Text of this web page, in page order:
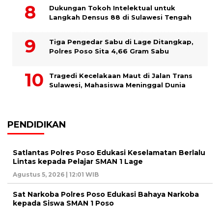
Dukungan Tokoh Intelektual untuk
Langkah Densus 88 di Sulawesi Tengah
Tiga Pengedar Sabu di Lage Ditangkap,
Polres Poso Sita 4,66 Gram Sabu
Tragedi Kecelakaan Maut di Jalan Trans
Sulawesi, Mahasiswa Meninggal Dunia
PENDIDIKAN
Satlantas Polres Poso Edukasi Keselamatan Berlalu
Lintas kepada Pelajar SMAN 1 Lage
Agustus 5, 2026 | 12:01 WIB
Sat Narkoba Polres Poso Edukasi Bahaya Narkoba
kepada Siswa SMAN 1 Poso